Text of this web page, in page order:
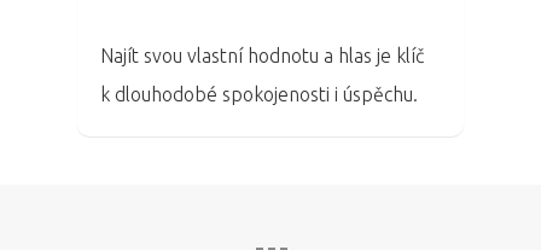
Najít svou vlastní hodnotu a hlas je klíč
k dlouhodobé spokojenosti i úspěchu.